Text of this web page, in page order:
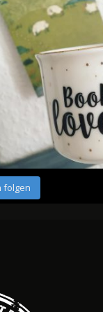
folgen